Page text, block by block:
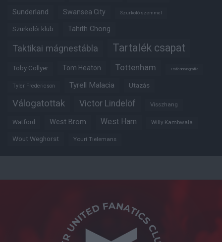
Sunderland Swansea City Szurkoló szemmel
Szurkolói klub Tahith Chong
Taktikai mágnestábla Tartalék csapat
Toby Collyer Tom Heaton Tottenham Trófeabibliográfia
Tyler Fredericson Tyrell Malacia Utazás
Válogatottak Victor Lindelöf Visszhang
Watford West Brom West Ham Willy Kambwala
Wout Weghorst Youri Tielemans